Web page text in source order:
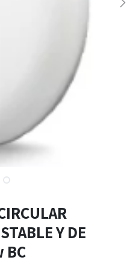
Y DE
BC